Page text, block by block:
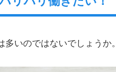
いのではないでしょうか。